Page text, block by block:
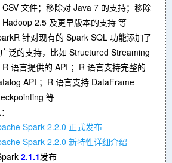
CSV 文件；移除对 Java 7 的支持；移除
Hadoop 2.5 及更早版本的支持 等
针对现有的 Spark SQL 功能添加了
泛的支持，比如 Structured Streaming
R 语言提供的 API ；R 语言支持完整的
API ；R 语言支持 DataFrame
等
Spark 2.2.0 正式发布
Spark 2.2.0 新特性详细介绍
2.1.1发布